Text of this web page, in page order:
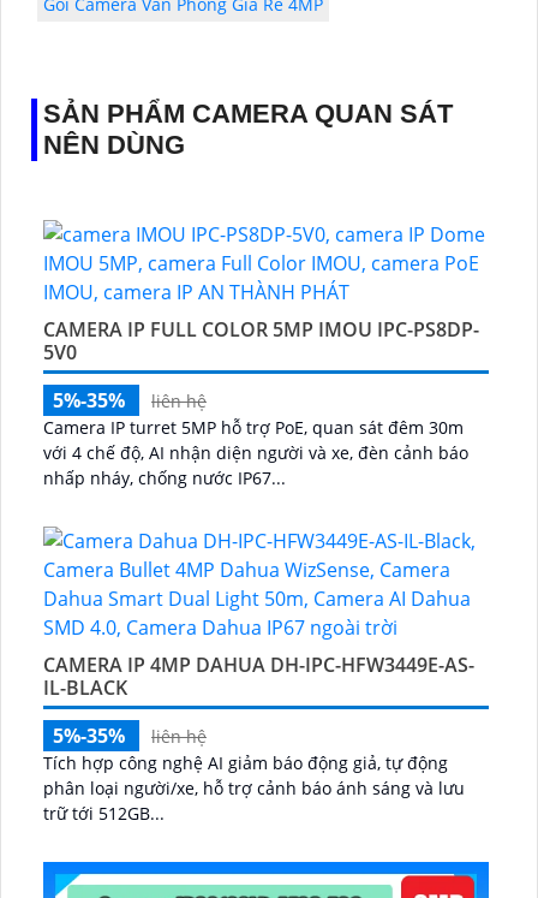
SẢN PHẨM CAMERA QUAN SÁT
NÊN DÙNG
CAMERA IP FULL COLOR 5MP IMOU IPC-PS8DP-
5V0
5%-35%
liên hệ
Camera IP turret 5MP hỗ trợ PoE, quan sát đêm 30m
với 4 chế độ, AI nhận diện người và xe, đèn cảnh báo
nhấp nháy, chống nước IP67...
CAMERA IP 4MP DAHUA DH-IPC-HFW3449E-AS-
IL-BLACK
5%-35%
liên hệ
Tích hợp công nghệ AI giảm báo động giả, tự động
phân loại người/xe, hỗ trợ cảnh báo ánh sáng và lưu
trữ tới 512GB...